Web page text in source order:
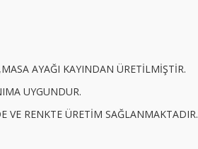
AYAĞI KAYINDAN ÜRETİLMİŞTİR.
UYGUNDUR.
VE RENKTE ÜRETİM SAĞLANMAKTADIR.